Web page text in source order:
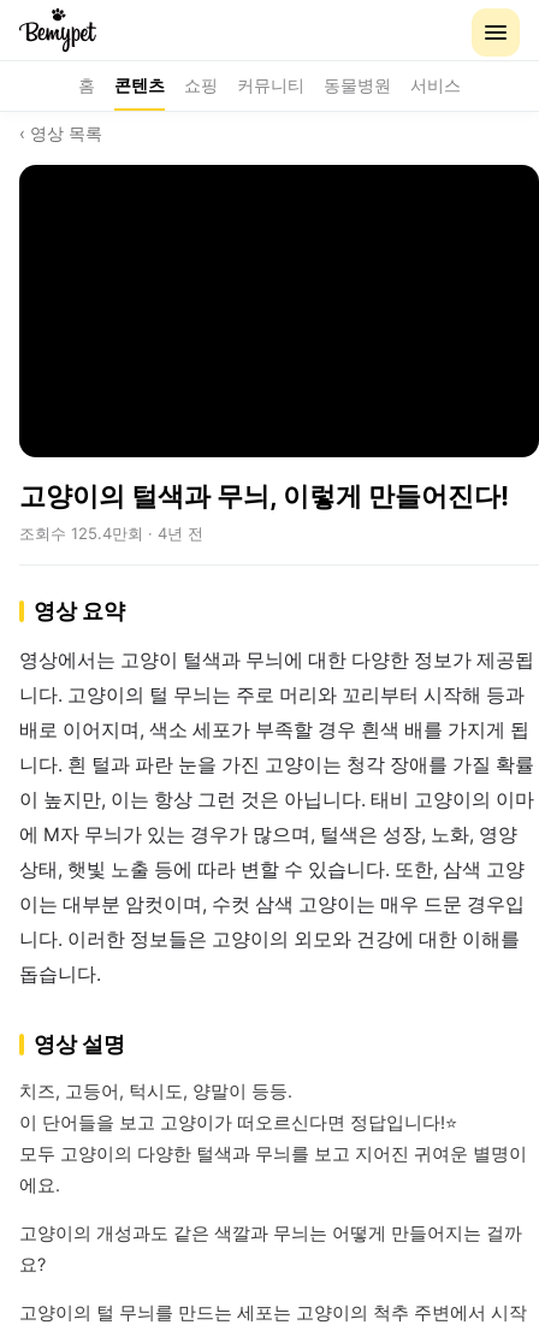
홈 콘텐츠 쇼핑 커뮤니티 동물병원 서비스
‹ 영상 목록
고양이의 털색과 무늬, 이렇게 만들어진다!
조회수 125.4만회 · 4년 전
영상 요약
영상에서는 고양이 털색과 무늬에 대한 다양한 정보가 제공됩
니다. 고양이의 털 무늬는 주로 머리와 꼬리부터 시작해 등과
배로 이어지며, 색소 세포가 부족할 경우 흰색 배를 가지게 됩
니다. 흰 털과 파란 눈을 가진 고양이는 청각 장애를 가질 확률
이 높지만, 이는 항상 그런 것은 아닙니다. 태비 고양이의 이마
에 M자 무늬가 있는 경우가 많으며, 털색은 성장, 노화, 영양
상태, 햇빛 노출 등에 따라 변할 수 있습니다. 또한, 삼색 고양
이는 대부분 암컷이며, 수컷 삼색 고양이는 매우 드문 경우입
니다. 이러한 정보들은 고양이의 외모와 건강에 대한 이해를
돕습니다.
영상 설명
치즈, 고등어, 턱시도, 양말이 등등.
이 단어들을 보고 고양이가 떠오르신다면 정답입니다!⭐️
모두 고양이의 다양한 털색과 무늬를 보고 지어진 귀여운 별명이
에요.
고양이의 개성과도 같은 색깔과 무늬는 어떻게 만들어지는 걸까
요?
고양이의 털 무늬를 만드는 세포는 고양이의 척추 주변에서 시작